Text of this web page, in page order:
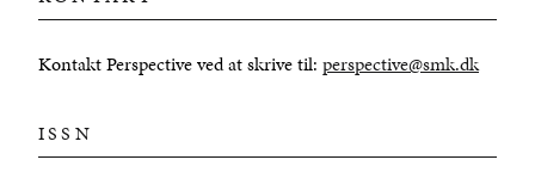
Kontakt Perspective ved at skrive til: perspective@smk.dk
ISSN